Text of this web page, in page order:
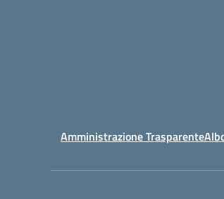
Amministrazione Trasparente